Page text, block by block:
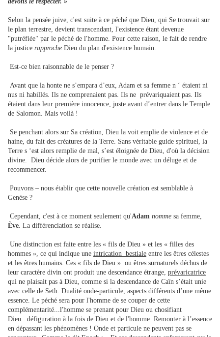
Selon la pensée juive, c'est suite à ce péché que Dieu, qui Se trouvait sur
le plan terrestre, devient transcendant, l'existence étant devenue
"putréfiée" par le péché de l'homme. Pour cette raison, le fait de rendre
la justice rapproche Dieu du plan d'existence humain.
Est-ce bien raisonnable de le penser ?
Avant que la honte ne s’empara d’eux, Adam et sa femme n ‘ étaient ni
nus ni habillés. Ils ne comprenaient pas. Ils ne prévariquaient pas. Ils
étaient dans leur première innocence, juste avant d’entrer dans le Temple
de Salomon. Mais voilà !
Se penchant alors sur Sa création, Dieu la voit emplie de violence et de
haine, du fait des créatures de la Terre. Sans véritable guide spirituel, la
Terre s ‘est alors remplie de mal, s’est éloignée de Dieu, d'où la décision
divine. Dieu décide alors de purifier le monde avec un déluge et de
recommencer.
Pouvons – nous établir que cette nouvelle création est semblable à
Genèse ?
Cependant, c'est à ce moment seulement qu'Adam nomme sa femme,
Ève . La différenciation se réalise.
Une distinction est faite entre les « fils de Dieu » et les « filles des
hommes », ce qui indique une intrication bestiale entre les êtres célestes
et les êtres humains. Ces « fils de Dieu » ou êtres surnaturels déchus de
leur caractère divin ont produit une descendance étrange, prévaricatrice
qui ne plaisait pas à Dieu, comme si la descendance de Caïn s’était unie
avec celle de Seth. Dualité onde-particule, aspects différents d’une même
essence. Le péché sera pour l'homme de se couper de cette
complémentarité...l'homme se prenant pour Dieu ou chosifiant
Dieu...défiguration à la fois de Dieu et de l'homme. Remonter à l’essence
en dépassant les phénomènes ! Onde et particule ne peuvent pas se